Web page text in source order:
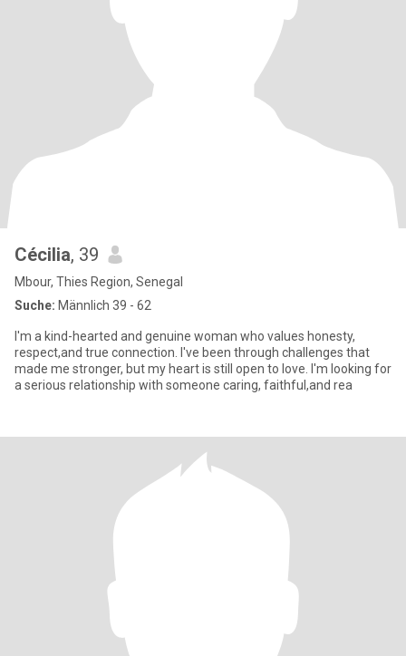
Cécilia, 39
Mbour, Thies Region, Senegal
Suche: Männlich 39 - 62
I'm a kind-hearted and genuine woman who values honesty,
respect,and true connection. I've been through challenges that
made me stronger, but my heart is still open to love. I'm looking for
a serious relationship with someone caring, faithful,and rea